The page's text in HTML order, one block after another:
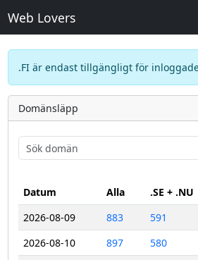
Web Lovers
.FI är endast tillgängligt för
Domänsläpp
Datum
Alla .SE + .NU
2026-08-09
883 591
2026-08-10
897 580